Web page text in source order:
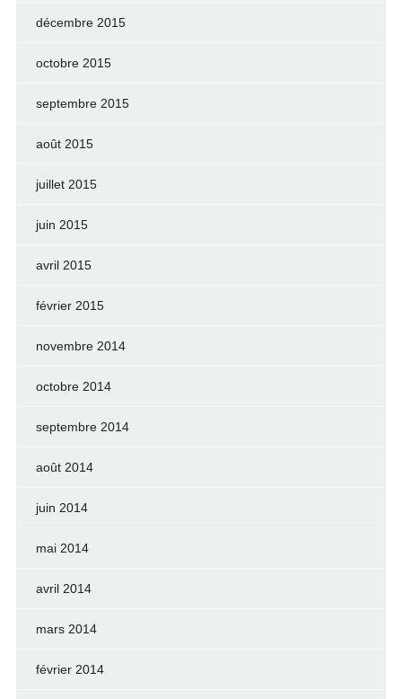
décembre 2015
octobre 2015
septembre 2015
août 2015
juillet 2015
juin 2015
avril 2015
février 2015
novembre 2014
octobre 2014
septembre 2014
août 2014
juin 2014
mai 2014
avril 2014
mars 2014
février 2014